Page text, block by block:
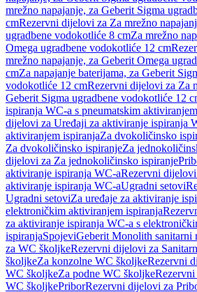
mrežno napajanje, za Geberit Sigma
cmRezervni dijelovi za Za mrežno
ugradbene vodokotliće 8 cmZa mrežno
Omega ugradbene vodokotliće 12 cm
mrežno napajanje, za Geberit Omega
cmZa napajanje baterijama, za Geberit
vodokotliće 12 cmRezervni dijelovi za Za
Geberit Sigma ugradbene vodokotliće 12
ispiranja WC-a s pneumatskim
dijelovi za Uređaji za aktiviranje ispiranja
aktiviranjem ispiranjaZa dvokoličinsko
Za dvokoličinsko ispiranjeZa
dijelovi za Za jednokoličinsko ispiranje
aktiviranje ispiranja WC-aRezervni dijelovi
aktiviranje ispiranja WC-aUgradni setovi
Ugradni setoviZa uređaje za aktiviranje
elektroničkim aktiviranjem ispiranja
za aktiviranje ispiranja WC-a s
ispiranjaSpojeviGeberit Monolith sanitarni
za WC školjkeRezervni dijelovi za
školjkeZa konzolne WC školjkeRezervni
WC školjkeZa podne WC školjke
WC školjkePriborRezervni dijelovi za